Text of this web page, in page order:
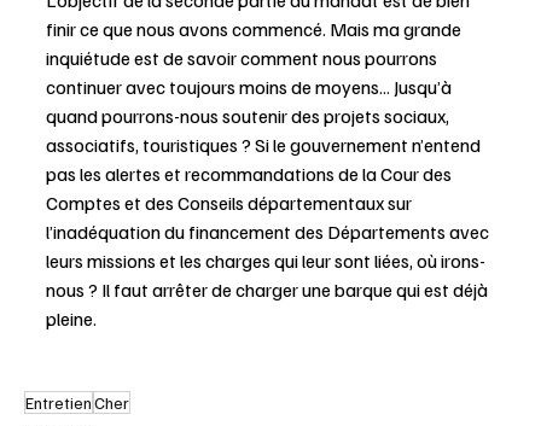
finir ce que nous avons commencé. Mais ma grande
inquiétude est de savoir comment nous pourrons
continuer avec toujours moins de moyens... Jusqu’à
quand pourrons-nous soutenir des projets sociaux,
associatifs, touristiques ? Si le gouvernement n’entend
pas les alertes et recommandations de la Cour des
Comptes et des Conseils départementaux sur
l’inadéquation du financement des Départements avec
leurs missions et les charges qui leur sont liées, où irons-
nous ? Il faut arrêter de charger une barque qui est déjà
pleine.
EntretienCher